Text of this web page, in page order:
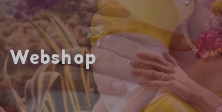
Webshop